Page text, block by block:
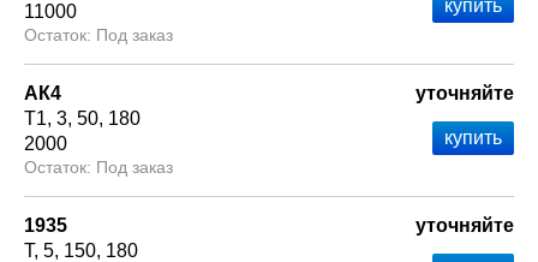
11000
Под заказ
АК4
Т1 3 50 180
2000
Под заказ
уточняйте
1935
Т 5 150 180
уточняйте